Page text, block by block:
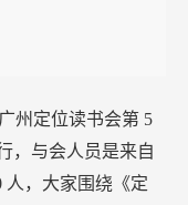
州定位读书会第 5
，与会人员是来自
人，大家围绕《定